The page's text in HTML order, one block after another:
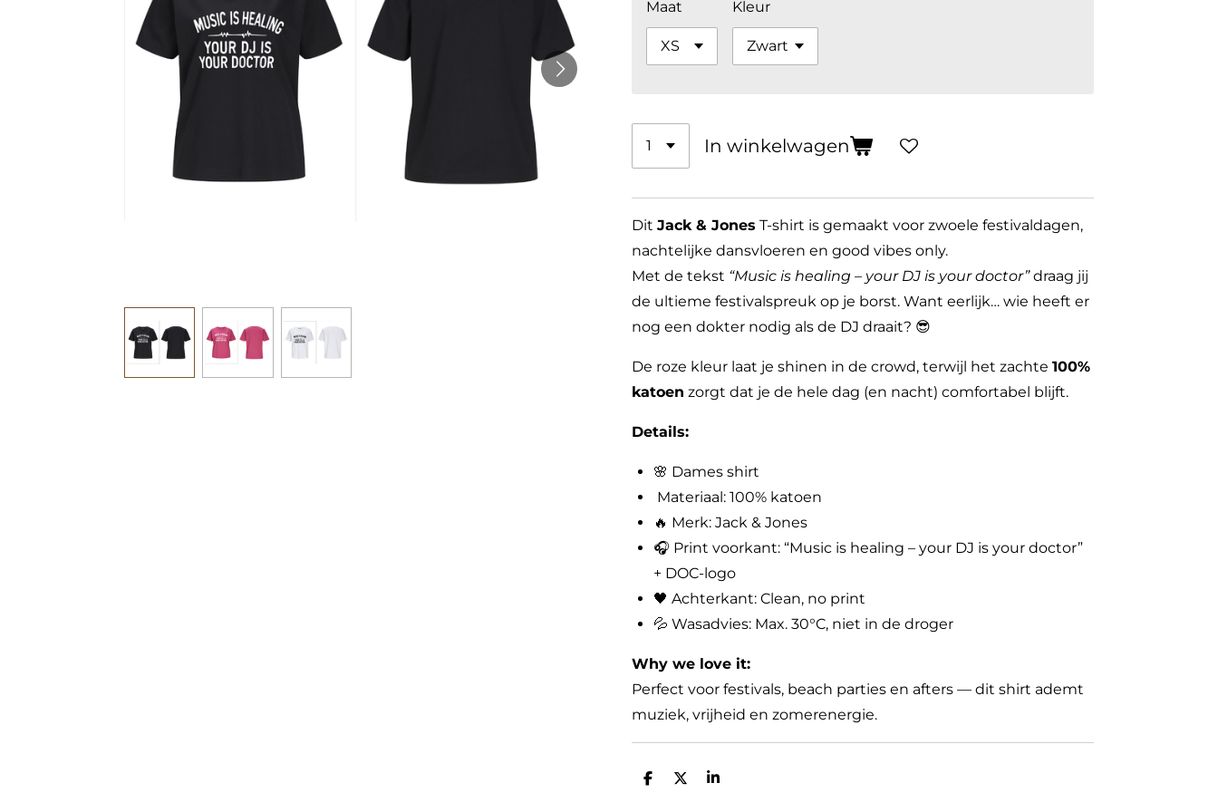
Maat Kleur
In winkelwagen
Dit Jack & Jones T-shirt is gemaakt voor zwoele festivaldagen,
nachtelijke dansvloeren en good vibes only.
Met de tekst “Music is healing – your DJ is your doctor”draag jij
de ultieme festivalspreuk op je borst. Want eerlijk… wie heeft er
nog een dokter nodig als de DJ draait? 😎
De roze kleur laat je shinen in de crowd, terwijl het zachte 100%
katoen zorgt dat je de hele dag (en nacht) comfortabel blijft.
Details:
🌸 Dames shirt
Materiaal: 100% katoen
🔥 Merk: Jack & Jones
🎧 Print voorkant: “Music is healing – your DJ is your doctor”
+ DOC-logo
🖤 Achterkant: Clean, no print
💦 Wasadvies: Max. 30°C, niet in de droger
Why we love it:
Perfect voor festivals, beach parties en afters — dit shirt ademt
muziek, vrijheid en zomerenergie.
D
D
S